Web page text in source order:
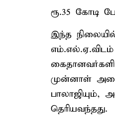
ரூ.35 கோடி
இந்த
முன்னாள்
பாலாஜியும்,
தெரியவந்தது.